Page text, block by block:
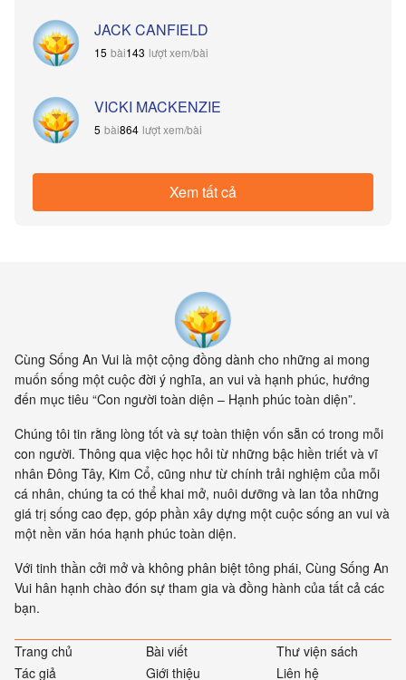
JACK CANFIELD
bài lượt xem/bài
VICKI MACKENZIE
bài lượt xem/bài
Xem tất cả
Cùng Sống An Vui là một cộng đồng dành cho những ai mong
muốn sống một cuộc đời ý nghĩa, an vui và hạnh phúc, hướng
đến mục tiêu “Con người toàn diện – Hạnh phúc toàn diện”.
Chúng tôi tin rằng lòng tốt và sự toàn thiện vốn sẵn có trong mỗi
con người. Thông qua việc học hỏi từ những bậc hiền triết và vĩ
nhân Đông Tây, Kim Cổ, cũng như từ chính trải nghiệm của mỗi
cá nhân, chúng ta có thể khai mở, nuôi dưỡng và lan tỏa những
giá trị sống cao đẹp, góp phần xây dựng một cuộc sống an vui và
một nền văn hóa hạnh phúc toàn diện.
Với tinh thần cởi mở và không phân biệt tông phái, Cùng Sống An
Vui hân hạnh chào đón sự tham gia và đồng hành của tất cả các
bạn.
Trang chủ Bài viết
Thư viện sách
Tác giả
Giới thiệu Liên hệ